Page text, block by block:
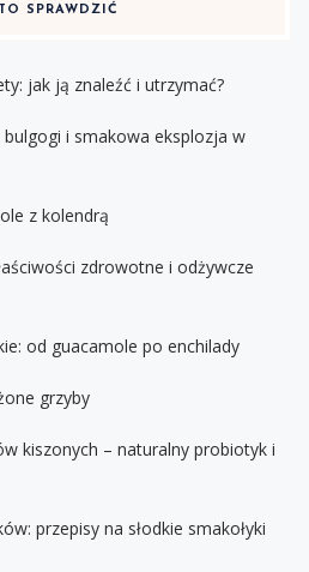
SPRAWDZIĆ
jak ją znaleźć i utrzymać?
i smakowa eksplozja w
z kolendrą
zdrowotne i odżywcze
od guacamole po enchilady
grzyby
kiszonych – naturalny probiotyk i
przepisy na słodkie smakołyki